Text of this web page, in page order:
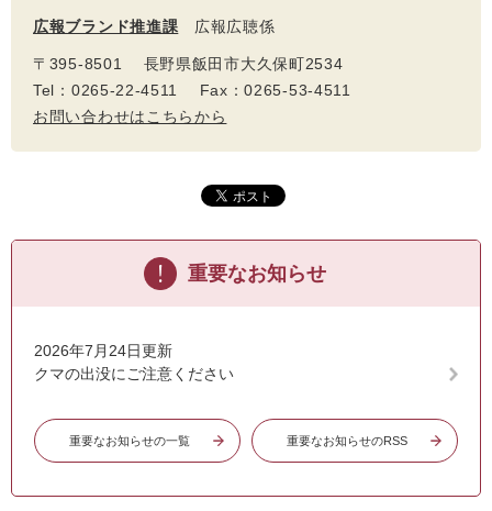
広報ブランド推進課 広報広聴係
〒395-8501 長野県飯田市大久保町2534
Tel：0265-22-4511 Fax：0265-53-4511
お問い合わせはこちらから
重要なお知らせ
2026年7月24日更新
クマの出没にご注意ください
重要なお知らせの一覧 重要なお知らせのRSS